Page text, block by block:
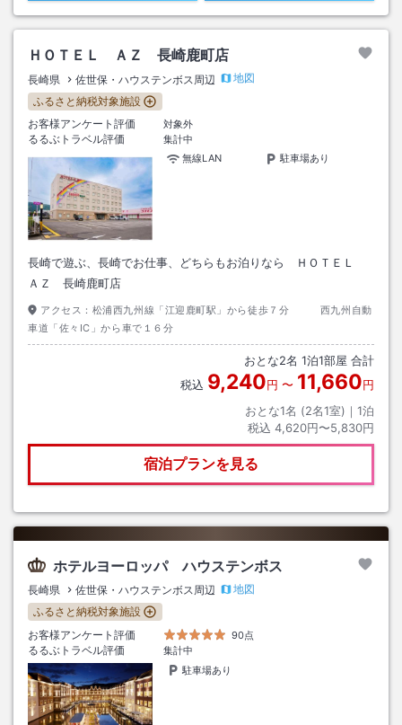
ＨＯＴＥＬ ＡＺ 長崎鹿町店
長崎県 佐世保・ハウステンボス周辺
地図
ふるさと納税対象施設
お客様アンケート評価
対象外
るるぶトラベル評価
集計中
無線LAN
駐車場あり
長崎で遊ぶ、長崎でお仕事、どちらもお泊りなら ＨＯＴＥＬ
ＡＺ 長崎鹿町店
アクセス： 松浦西九州線「江迎鹿町駅」から徒歩７分 西九州自動
車道「佐々IC」から車で１６分
おとな2名 1泊1部屋 合計
税込 9,240円 〜 11,660円
おとな1名 (2名1室)｜ 1泊
税込 4,620円〜5,830円
宿泊プランを見る
ホテルヨーロッパ ハウステンボス
長崎県 佐世保・ハウステンボス周辺
地図
ふるさと納税対象施設
お客様アンケート評価
90点
るるぶトラベル評価
集計中
駐車場あり